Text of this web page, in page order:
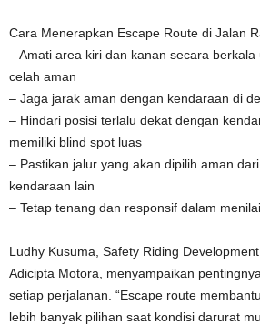
Cara Menerapkan Escape Route di Jalan
– Amati area kiri dan kanan secara
celah aman
– Jaga jarak aman dengan kendaraan di
– Hindari posisi terlalu dekat dengan
memiliki blind spot luas
– Pastikan jalur yang akan dipilih aman
kendaraan lain
– Tetap tenang dan responsif dalam
Ludhy Kusuma, Safety Riding
Adicipta Motora, menyampaikan
setiap perjalanan. “Escape route
lebih banyak pilihan saat kondisi darurat